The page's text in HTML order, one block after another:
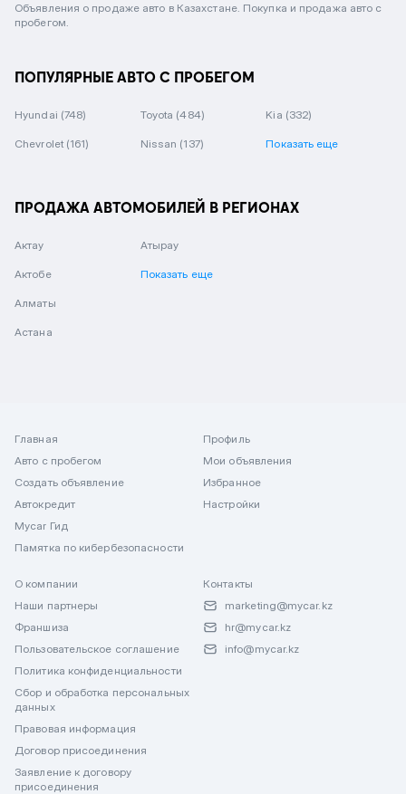
Объявления о продаже авто в Казахстане. Покупка и продажа авто с
пробегом.
ПОПУЛЯРНЫЕ АВТО С ПРОБЕГОМ
Hyundai (748) Toyota (484) Kia (332)
Chevrolet (161) Nissan (137) Показать еще
ПРОДАЖА АВТОМОБИЛЕЙ В РЕГИОНАХ
Актау
Актобе
Алматы
Астана
Атырау
Показать еще
Главная
Авто с пробегом
Создать объявление
Автокредит
Mycar Гид
Памятка по кибербезопасности
Профиль
Мои объявления
Избранное
Настройки
О компании
Наши партнеры
Франшиза
Пользовательское соглашение
Политика конфиденциальности
Сбор и обработка персональных
данных
Правовая информация
Договор присоединения
Заявление к договору
присоединения
Контакты
marketing@mycar.kz
hr@mycar.kz
info@mycar.kz